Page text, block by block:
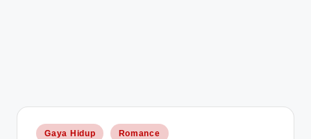
PostedGaya Hidup Romance